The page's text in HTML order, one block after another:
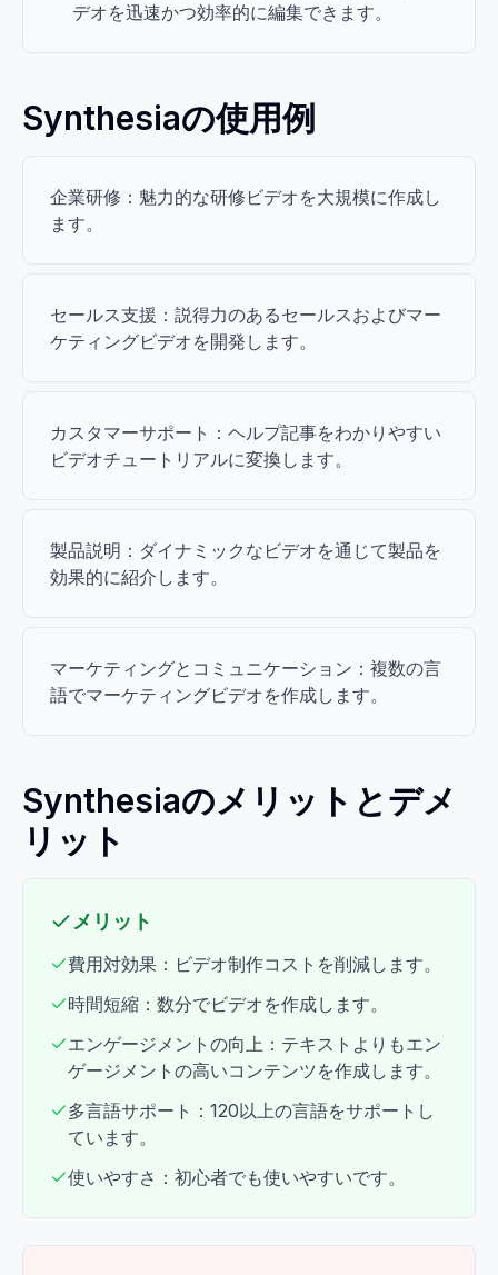
デオを迅速かつ効率的に編集できます。
Synthesiaの使用例
企業研修：魅力的な研修ビデオを大規模に作成し
ます。
セールス支援：説得力のあるセールスおよびマー
ケティングビデオを開発します。
カスタマーサポート：ヘルプ記事をわかりやすい
ビデオチュートリアルに変換します。
製品説明：ダイナミックなビデオを通じて製品を
効果的に紹介します。
マーケティングとコミュニケーション：複数の言
語でマーケティングビデオを作成します。
Synthesiaのメリットとデメ
リット
メリット
費用対効果：ビデオ制作コストを削減します。
時間短縮：数分でビデオを作成します。
エンゲージメントの向上：テキストよりもエン
ゲージメントの高いコンテンツを作成します。
多言語サポート：120以上の言語をサポートし
ています。
使いやすさ：初心者でも使いやすいです。